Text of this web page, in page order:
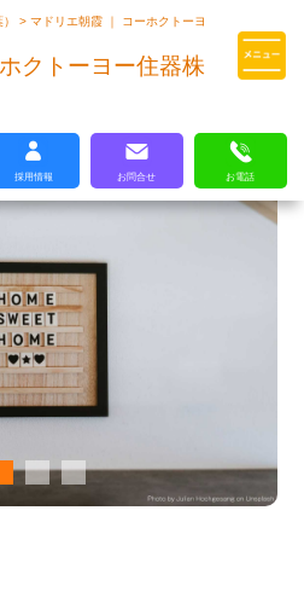
の厳しい基準を
）>マドリエ朝霞 ｜ コーホクトーヨ
クトーヨー住器株
採用情報 お問合せ お電話